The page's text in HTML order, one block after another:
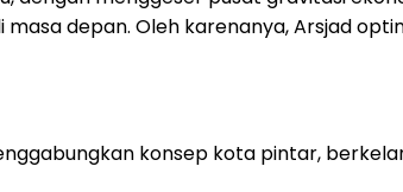
depan. Oleh karenanya, Arsjad
konsep kota pintar,